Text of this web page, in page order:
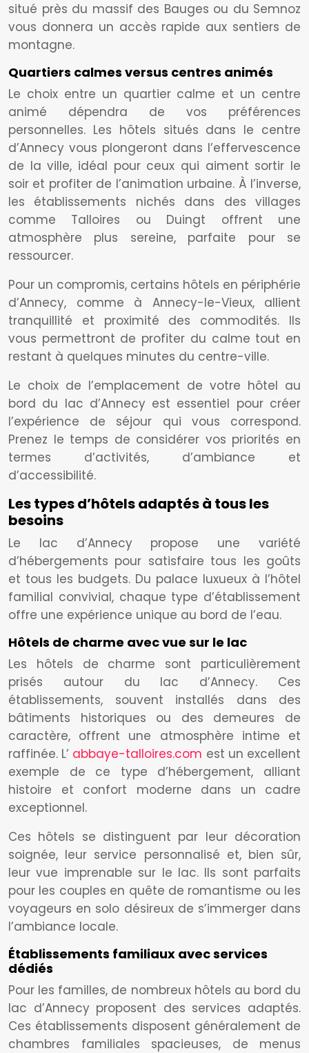
situé près du massif des Bauges ou du Semnoz
vous donnera un accès rapide aux sentiers de
montagne.
Quartiers calmes versus centres animés
Le choix entre un quartier calme et un centre
animé dépendra de vos préférences
personnelles. Les hôtels situés dans le centre
d’Annecy vous plongeront dans l’effervescence
de la ville, idéal pour ceux qui aiment sortir le
soir et profiter de l’animation urbaine. À l’inverse,
les établissements nichés dans des villages
comme Talloires ou Duingt offrent une
atmosphère plus sereine, parfaite pour se
ressourcer.
Pour un compromis, certains hôtels en périphérie
d’Annecy, comme à Annecy-le-Vieux, allient
tranquillité et proximité des commodités. Ils
vous permettront de profiter du calme tout en
restant à quelques minutes du centre-ville.
Le choix de l’emplacement de votre hôtel au
bord du lac d’Annecy est essentiel pour créer
l’expérience de séjour qui vous correspond.
Prenez le temps de considérer vos priorités en
termes d’activités, d’ambiance et
d’accessibilité.
Les types d’hôtels adaptés à tous les
besoins
Le lac d’Annecy propose une variété
d’hébergements pour satisfaire tous les goûts
et tous les budgets. Du palace luxueux à l’hôtel
familial convivial, chaque type d’établissement
offre une expérience unique au bord de l’eau.
Hôtels de charme avec vue sur le lac
Les hôtels de charme sont particulièrement
prisés autour du lac d’Annecy. Ces
établissements, souvent installés dans des
bâtiments historiques ou des demeures de
caractère, offrent une atmosphère intime et
raffinée. L’ abbaye-talloires.com est un excellent
exemple de ce type d’hébergement, alliant
histoire et confort moderne dans un cadre
exceptionnel.
Ces hôtels se distinguent par leur décoration
soignée, leur service personnalisé et, bien sûr,
leur vue imprenable sur le lac. Ils sont parfaits
pour les couples en quête de romantisme ou les
voyageurs en solo désireux de s’immerger dans
l’ambiance locale.
Établissements familiaux avec services
dédiés
Pour les familles, de nombreux hôtels au bord du
lac d’Annecy proposent des services adaptés.
Ces établissements disposent généralement de
chambres familiales spacieuses, de menus